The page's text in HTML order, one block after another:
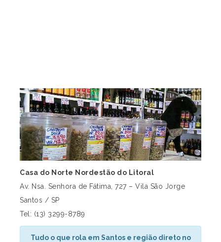
Casa do Norte Nordestão do Litoral
Av. Nsa. Senhora de Fátima, 727 – Vila São Jorge
Santos / SP
Tel: (13) 3299-8789
Tudo o que rola em Santos e região direto no